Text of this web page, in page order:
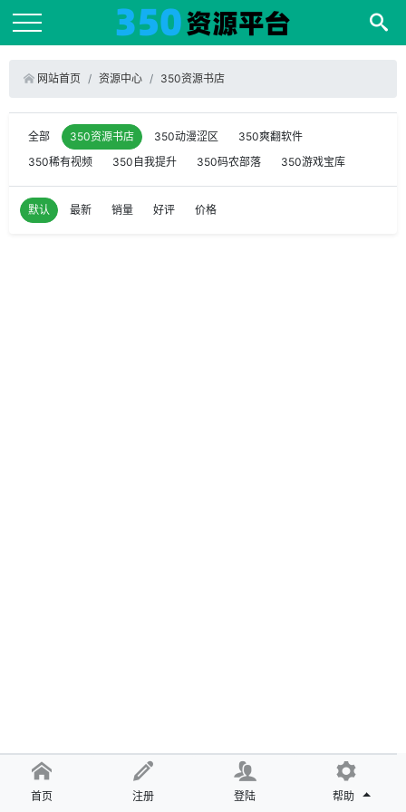
网站首页 资源中心 350资源书店
全部 350资源书店 350动漫涩区
350爽翻软件
350稀有视频
350自我提升 350码农部落 350游戏宝库
默认 最新 销量 好评 价格
首页 注册 登陆 帮助